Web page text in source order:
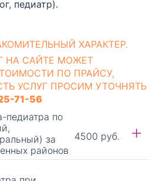
педиатр).
ХАРАКТЕР.
НА САЙТЕ МОЖЕТ
ПО ПРАЙСУ,
УСЛУГ ПРОСИМ УТОЧНЯТЬ
71-56
педиатра по
за
районов
4500 руб.